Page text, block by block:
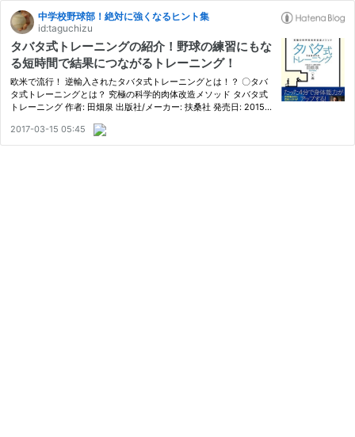
中学校野球部！絶対に強くなるヒント集
id:taguchizu
タバタ式トレーニングの紹介！野球の練習にもな
る短時間で結果につながるトレーニング！
欧米で流行！ 逆輸入されたタバタ式トレーニングとは！？ 〇タバ
タ式トレーニングとは？ 究極の科学的肉体改造メソッド タバタ式
トレーニング 作者: 田畑泉 出版社/メーカー: 扶桑社 発売日: 2015/0
の本によると、タバタ式トレーニングは欧米では「TABATA …
2017-03-15 05:45